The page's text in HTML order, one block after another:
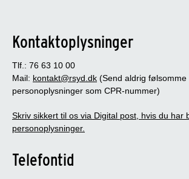
Kontaktoplysninger
Tlf.: 76 63 10 00
Mail: kontakt@rsyd.dk (Send aldrig følsomme
personoplysninger som CPR-nummer)
Skriv sikkert til os via Digital post, hvis du har
personoplysninger.
Telefontid